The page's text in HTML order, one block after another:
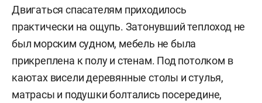
Двигаться спасателям приходилось
практически на ощупь. Затонувший теплоход не
был морским судном, мебель не была
прикреплена к полу и стенам. Под потолком в
каютах висели деревянные столы и стулья,
матрасы и подушки болтались посередине,